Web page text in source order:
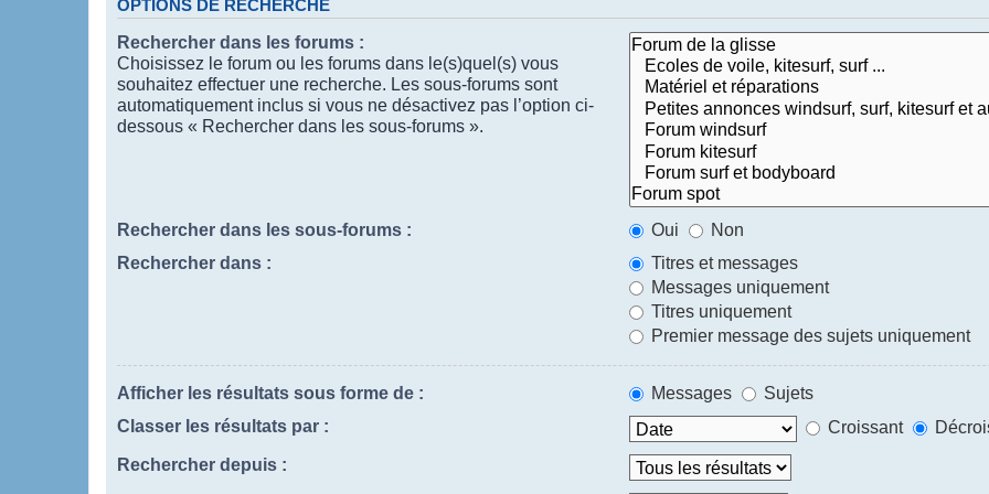
OPTIONS DE RECHERCHE
Rechercher dans les forums :
Choisissez le forum ou les forums dans le(s)quel(s) vous
souhaitez effectuer une recherche. Les sous-forums sont
automatiquement inclus si vous ne désactivez pas l’option ci-
dessous « Rechercher dans les sous-forums ».
Rechercher dans les sous-forums : Oui
Non
Rechercher dans :
Titres et messages
Messages uniquement
Titres uniquement
Premier message des sujets uniquement
Afficher les résultats sous forme de : Messages
Sujets
Classer les résultats par :
Croissant
Rechercher depuis :